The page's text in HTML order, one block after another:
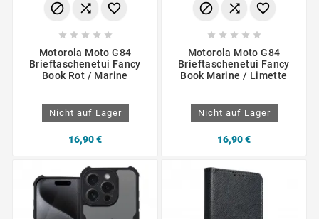
  
    
Motorola Moto G84
Brieftaschenetui Fancy
Book Rot / Marine
Nicht auf Lager
16,90 €
  
    
Motorola Moto G84
Brieftaschenetui Fancy
Book Marine / Limette
Nicht auf Lager
16,90 €